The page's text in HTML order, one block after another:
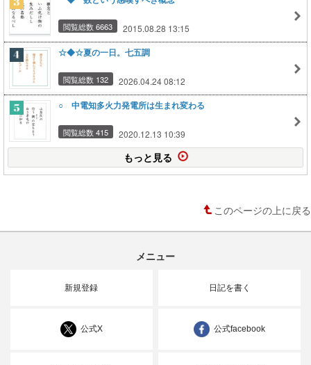
閲覧総数 6663 2015.08.28 13:15
☆◆☆夏の一日。七五調
閲覧総数 132 2026.04.24 08:12
○ 中電知多火力発電所は生まれ変わる
閲覧総数 415 2020.12.13 10:39
もっと見る
このページの上に戻る
メニュー
新規登録 日記を書く
公式X 公式facebook